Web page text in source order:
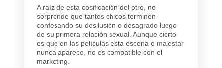
A raíz de esta cosificación del otro, no
sorprende que tantos chicos terminen
confesando su desilusión o desagrado luego
de su primera relación sexual. Aunque cierto
es que en las películas esta escena o malestar
nunca aparece, no es compatible con el
marketing.